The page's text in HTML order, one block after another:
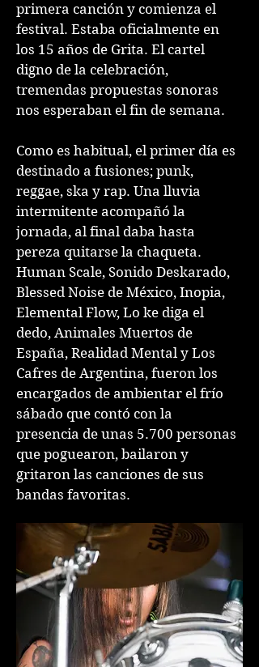
primera canción y comienza el
festival. Estaba oficialmente en
los 15 años de Grita. El cartel
digno de la celebración,
tremendas propuestas sonoras
nos esperaban el fin de semana.
Como es habitual, el primer día es
destinado a fusiones; punk,
reggae, ska y rap. Una lluvia
intermitente acompañó la
jornada, al final daba hasta
pereza quitarse la chaqueta.
Human Scale, Sonido Deskarado,
Blessed Noise de México, Inopia,
Elemental Flow, Lo ke diga el
dedo, Animales Muertos de
España, Realidad Mental y Los
Cafres de Argentina, fueron los
encargados de ambientar el frío
sábado que contó con la
presencia de unas 5.700 personas
que poguearon, bailaron y
gritaron las canciones de sus
bandas favoritas.